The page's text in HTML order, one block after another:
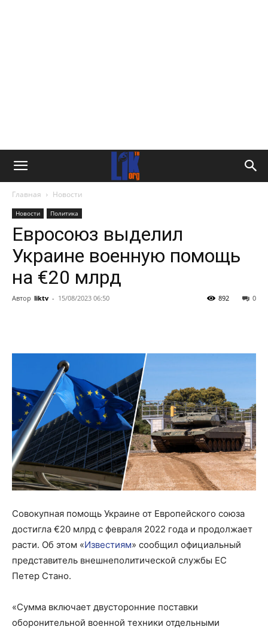
Главная Новости
Новости Политика
Евросоюз выделил
Украине военную помощь
на €20 млрд
Автор liktv - 15/08/2023 06:50 0
892
Совокупная помощь Украине от Европейского союза
достигла €20 млрд с февраля 2022 года и продолжает
расти. Об этом «Известиям» сообщил официальный
представитель внешнеполитической службы ЕС
Петер Стано.
«Сумма включает двусторонние поставки
оборонительной военной техники отдельными